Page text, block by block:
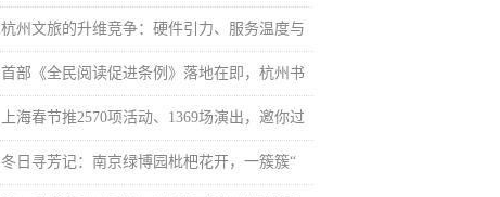
杭州文旅的升维竞争：硬件引力、服务温度与
首部《全民阅读促进条例》落地在即，杭州书
上海春节推2570项活动、1369场演出，邀你过
冬日寻芳记：南京绿博园枇杷花开，一簇簇“